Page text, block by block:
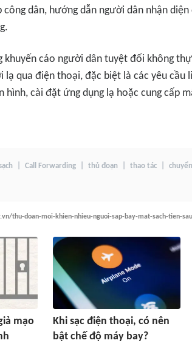
dân, hướng dẫn người dân nhận
khuyến cáo người dân tuyệt đối không
lạ qua điện thoại, đặc biệt là các yêu cầu
hình, cài đặt ứng dụng lạ hoặc cung cấp
Call Forwarding thủ đoạn thao tác
thu-doan-moi-khien-nhieu-nguoi-sap-bay-mat-sach-tien-
mạo
Khi sạc điện thoại, có nên
bật chế độ máy bay?